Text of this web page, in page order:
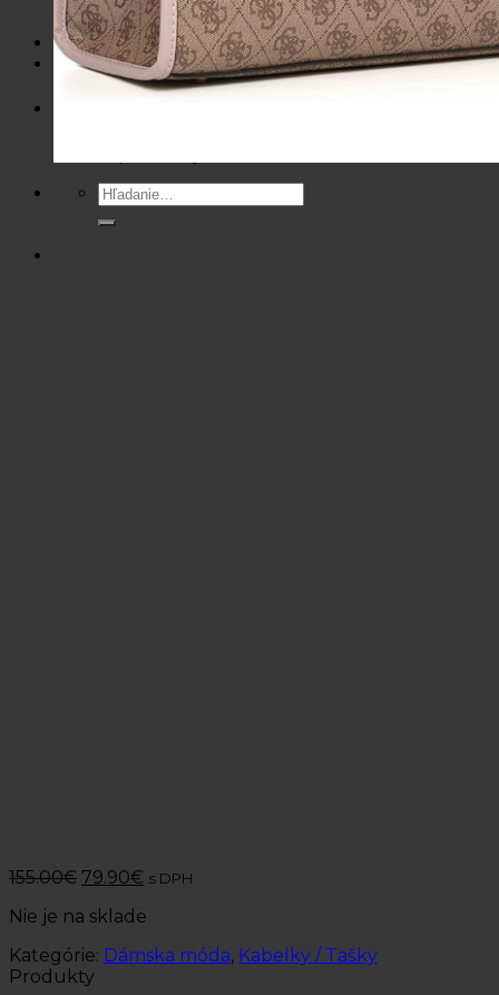
Hľadať:
155.00€ 79.90€ s DPH
Nie je na sklade
Kategórie: Dámska móda, Kabelky / Tašky
Produkty